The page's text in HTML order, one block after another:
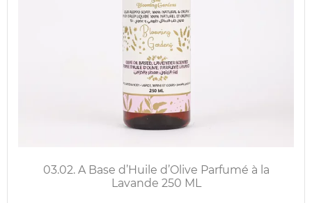
03.02. A Base d’Huile d’Olive Parfumé à la
Lavande 250 ML